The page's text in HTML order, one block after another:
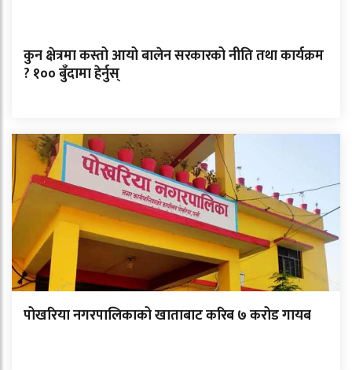
कुन क्षेत्रमा कस्तो आयो बालेन सरकारको नीति तथा कार्यक्रम
? १०० बुँदामा हेर्नुस्
पोखरिया नगरपालिकाको खाताबाट करिब ७ करोड गायब